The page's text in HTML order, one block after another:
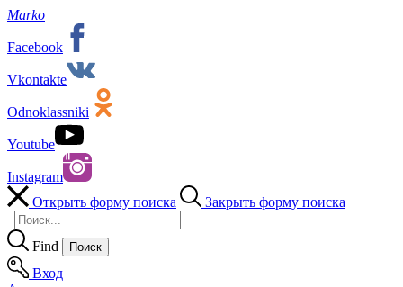
Marko
Facebook
Vkontakte
Odnoklassniki
Youtube
Instagram
Открыть форму поиска
Закрыть форму поиска
Find
Вход